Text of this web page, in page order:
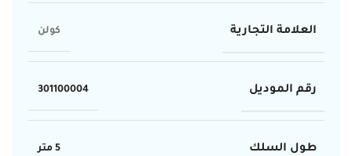
العلامة التجارية كولن
رقم الموديل 301100004
طول السلك 5 متر